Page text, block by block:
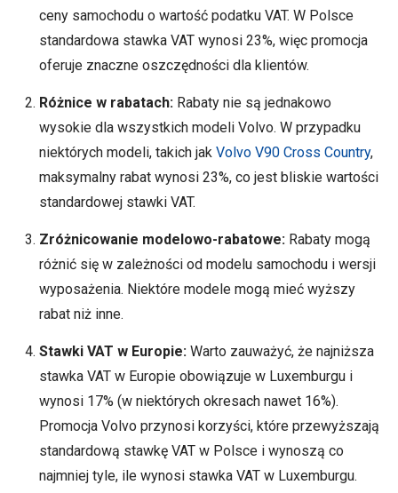
ceny samochodu o wartość podatku VAT. W Polsce
standardowa stawka VAT wynosi 23%, więc promocja
oferuje znaczne oszczędności dla klientów.
Różnice w rabatach:Rabaty nie są jednakowo
wysokie dla wszystkich modeli Volvo. W przypadku
niektórych modeli, takich jak Volvo V90 Cross Country,
maksymalny rabat wynosi 23%, co jest bliskie wartości
standardowej stawki VAT.
Zróżnicowanie modelowo-rabatowe:Rabaty mogą
różnić się w zależności od modelu samochodu i wersji
wyposażenia. Niektóre modele mogą mieć wyższy
rabat niż inne.
Stawki VAT w Europie:Warto zauważyć, że najniższa
stawka VAT w Europie obowiązuje w Luxemburgu i
wynosi 17% (w niektórych okresach nawet 16%).
Promocja Volvo przynosi korzyści, które przewyższają
standardową stawkę VAT w Polsce i wynoszą co
najmniej tyle, ile wynosi stawka VAT w Luxemburgu.